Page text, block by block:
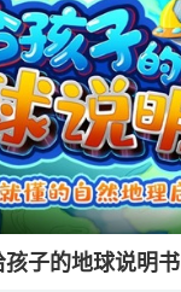
孩子的地球说明书